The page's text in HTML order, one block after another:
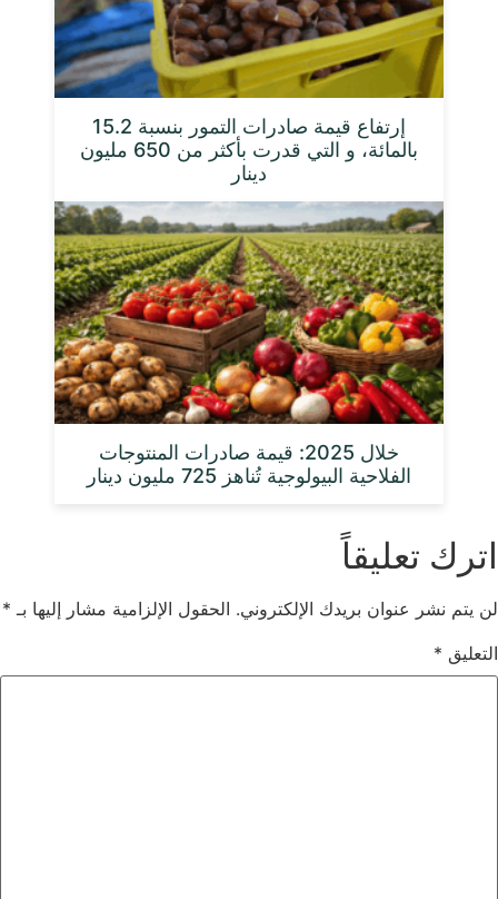
إرتفاع قيمة صادرات التمور بنسبة 15.2
بالمائة، و التي قدرت بأكثر من 650 مليون
دينار
خلال 2025: قيمة صادرات المنتوجات
الفلاحية البيولوجية تُناهز 725 مليون دينار
اترك تعليقاً
لن يتم نشر عنوان بريدك الإلكتروني. الحقول الإلزامية مشار إليها بـ *
التعليق *